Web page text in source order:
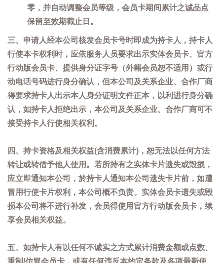
零，并自动调整会员等级，会员卡期间累计之诚品点
保留至效期截止日。
三、申请人经本公司核发会员卡号时即成为持卡人，持卡人
行使本卡权利时，应依服务人员要求出示实体会员卡、官方
行动版会员卡、提供身分证字号（外籍会员恕不适用）或行
动电话号码进行身分确认，但本公司及关系企业、合作厂商
得要求持卡人出示本人身分证明文件正本，以利进行身分确
认，如持卡人拒绝出示，本公司及关系企业、合作厂商可不
接受持卡人行使相关权利。
四、持卡资格及相关权益(含消费累计)，恕无法以任何方法
转让或转借予他人使用。若所持有之实体卡片遗失或毁损，
应立即通知本公司，於持卡人通知本公司遗失卡片前，如遭
冒用行使卡片权利，本公司概不负责。实体会员卡遗失或毁
损本公司将不进行补发，会员得使用官方行动版会员卡，续
享会员相关权益。
五、如持卡人有以任何不诚实之方式累计消费金额或点数、
重制/仿冒会员卡，或有任何违反本约定条款及各项最新使